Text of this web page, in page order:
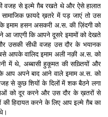
वजह से इल्मे ग़ैब रखते थे और ऐसे हालात
फ़ायदे ख़तरे में पड़ जाएं तो उस
इमाम हसन असकरी अ.स. की ज़िंदगी को
आ जाएगी कि आपने दूसरे इमामों को देखते
उसकी सीधी वजह उस दौर के भयानक
आपके वालिद इमाम अली नक़ी अ.स. को
में थे, अब्बासी हुकूमत की सख़्तियों और
आप अपने बाद आने वाले इमाम अ.स. को
से कुछ शियों के दिलों में शक बैठने लगा
को दूर करने और उस दौर के ख़तरों से
हिदायत करने के लिए आप इल्मे ग़ैब का